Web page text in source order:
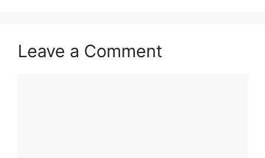
Leave a Comment